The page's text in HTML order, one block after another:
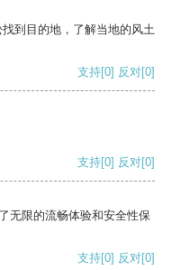
到目的地，了解当地的风土
支持[0] 反对[0]
支持[0] 反对[0]
无限的流畅体验和安全性保
支持[0] 反对[0]